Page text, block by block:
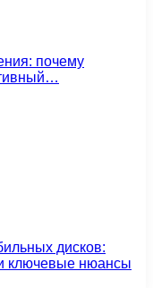
почему
дисков:
ключевые нюансы